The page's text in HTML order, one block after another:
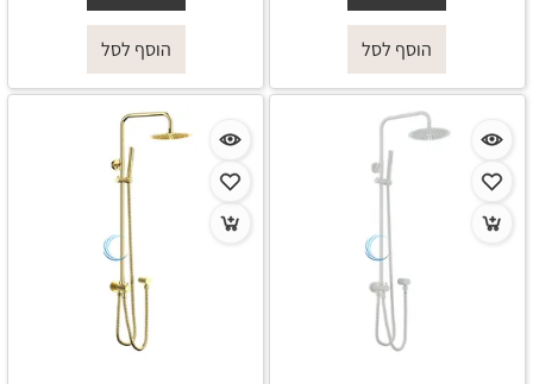
הוסף לסל הוסף לסל